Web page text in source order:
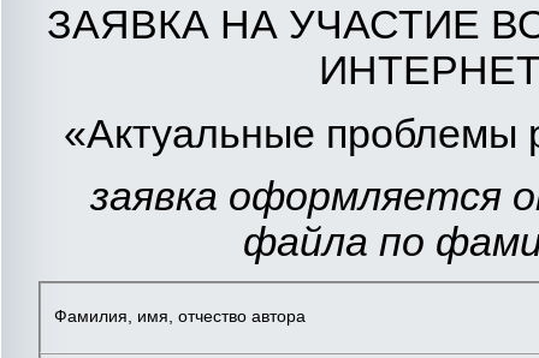
ЗАЯВКА НА УЧАСТИЕ
«Актуальные проблемы
заявка оформляется
файла по
Фамилия, имя, отчество автора